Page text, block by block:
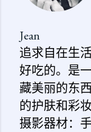
Jean
追求自在生
好吃的。是
藏美丽的东
的护肤和彩妆
摄影器材：